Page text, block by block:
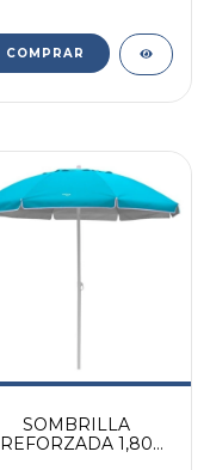
SOMBRILLA
REFORZADA 1,80